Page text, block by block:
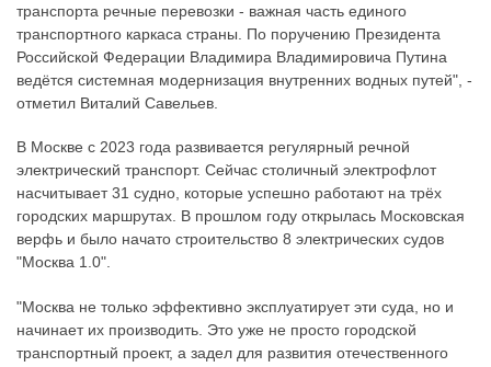
транспорта речные перевозки - важная часть единого
транспортного каркаса страны. По поручению Президента
Российской Федерации Владимира Владимировича Путина
ведётся системная модернизация внутренних водных путей", -
отметил Виталий Савельев.
В Москве с 2023 года развивается регулярный речной
электрический транспорт. Сейчас столичный электрофлот
насчитывает 31 судно, которые успешно работают на трёх
городских маршрутах. В прошлом году открылась Московская
верфь и было начато строительство 8 электрических судов
"Москва 1.0".
"Москва не только эффективно эксплуатирует эти суда, но и
начинает их производить. Это уже не просто городской
транспортный проект, а задел для развития отечественного